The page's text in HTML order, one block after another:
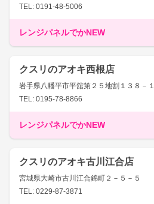
TEL: 0191-48-5006
レンジパネルでかNEW
クスリのアオキ西根店
岩手県八幡平市平舘第２５地割１３８－１
TEL: 0195-78-8866
レンジパネルでかNEW
クスリのアオキ古川江合店
宮城県大崎市古川江合錦町２－５－５
TEL: 0229-87-3871